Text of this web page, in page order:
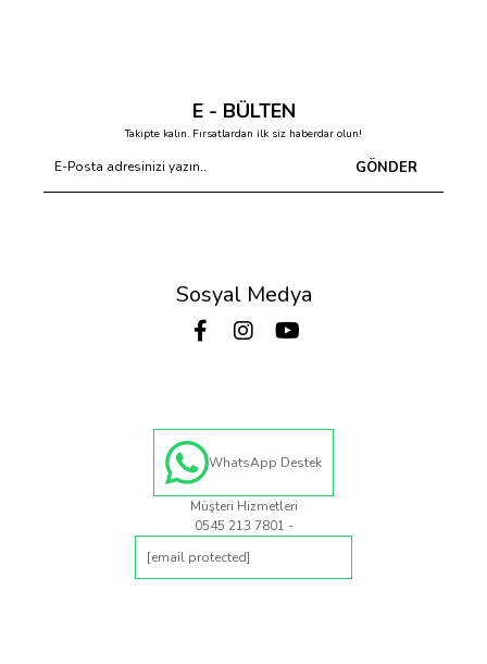
E - BÜLTEN
Takipte kalın. Fırsatlardan ilk siz haberdar olun!
GÖNDER
Sosyal Medya
WhatsApp Destek
Müşteri Hizmetleri
0545 213 7801 -
[email protected]